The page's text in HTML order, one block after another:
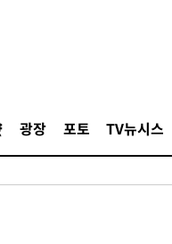
광장 포토 TV뉴시스